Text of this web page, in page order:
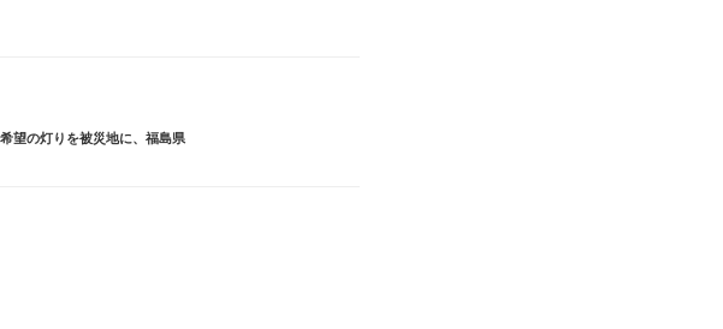
望の灯りを被災地に、 福島県